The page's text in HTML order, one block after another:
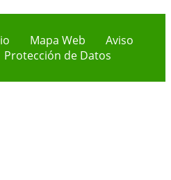
Mapa Web
Aviso
Protección de Datos